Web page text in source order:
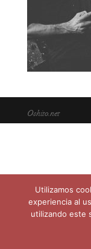
Oshito.net
Utilizamos
experiencia al
utilizando este